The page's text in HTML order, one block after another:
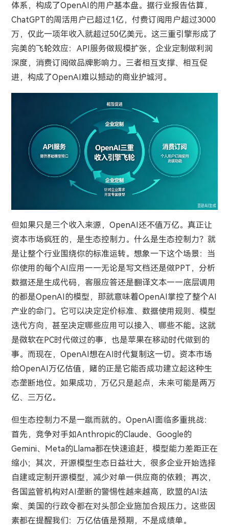
体系，构成了OpenAI的用户基本盘。据行业报告估算，
ChatGPT的周活用户已超过1亿，付费订阅用户超过3000
万，仅此一项年收入就超过50亿美元。这三重引擎形成了
完美的飞轮效应：API服务做规模扩张，企业定制做利润
深度，消费订阅做品牌影响力。三者相互支撑、相互促
进，构成了OpenAI难以撼动的商业护城河。
但如果只是三个收入来源，OpenAI还不值万亿。真正让
资本市场疯狂的，是生态控制力。什么是生态控制力？就
是让整个行业围绕你的标准运转。想象一下这个场景：当
你使用的每个AI应用——无论是写文档还是做PPT，分析
数据还是生成代码，客服应答还是翻译文本——底层调用
的都是OpenAI的模型，那就意味着OpenAI掌控了整个AI
产业的命门。它可以决定定价标准、数据使用规则、模型
迭代方向，甚至决定哪些应用可以接入、哪些不能。这就
是微软在PC时代做过的事，也是苹果在移动时代做到的
事。而现在，OpenAI想在AI时代复制这一切。资本市场
给OpenAI万亿估值，赌的正是它能否成功建立起这种生
态垄断地位。如果成功，万亿只是起点，未来可能是两万
亿、三万亿。
但生态控制力不是一蹴而就的。OpenAI面临多重挑战：
首先，竞争对手如Anthropic的Claude、Google的
Gemini、Meta的Llama都在快速追赶，模型能力差距正在
缩小；其次，开源模型生态日益壮大，很多企业开始选择
自建或定制开源模型，减少对单一供应商的依赖；再次，
各国监管机构对AI垄断的警惕性越来越高，欧盟的AI法
案、美国的行政令都在对头部企业施加合规压力。这些因
素都在提醒我们：万亿估值是预期，不是成绩单。